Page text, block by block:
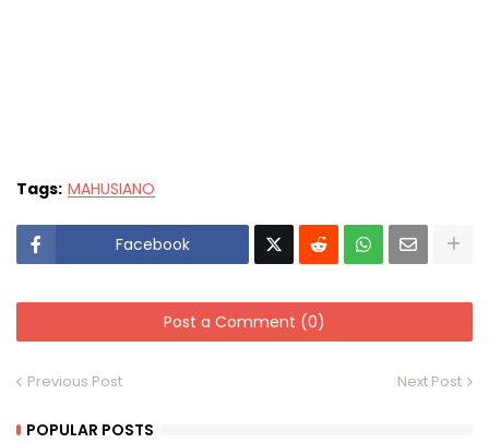
Tags: MAHUSIANO
Facebook
Post a Comment (0)
Previous Post Next Post
POPULAR POSTS